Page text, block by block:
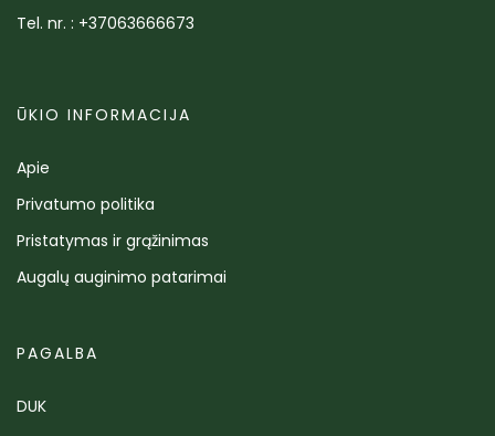
Tel. nr. : +37063666673
ŪKIO INFORMACIJA
Apie
Privatumo politika
Pristatymas ir grąžinimas
Augalų auginimo patarimai
PAGALBA
DUK